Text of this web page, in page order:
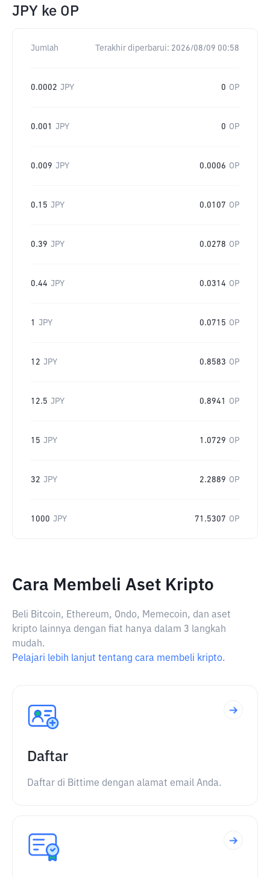
JPY ke OP
Jumlah Terakhir diperbarui: 2026/08/09 00:58
0.0002 JPY 0 OP
0.001 JPY 0 OP
0.009 JPY 0.0006 OP
0.15 JPY 0.0107 OP
0.39 JPY 0.0278 OP
0.44 JPY 0.0314 OP
1 JPY 0.0715 OP
12 JPY 0.8583 OP
12.5 JPY 0.8941 OP
15 JPY 1.0729 OP
32 JPY 2.2889 OP
1000 JPY 71.5307 OP
Cara Membeli Aset Kripto
Beli Bitcoin, Ethereum, Ondo, Memecoin, dan aset
kripto lainnya dengan fiat hanya dalam 3 langkah
mudah.
Pelajari lebih lanjut tentang cara membeli kripto.
Daftar
Daftar di Bittime dengan alamat email Anda.